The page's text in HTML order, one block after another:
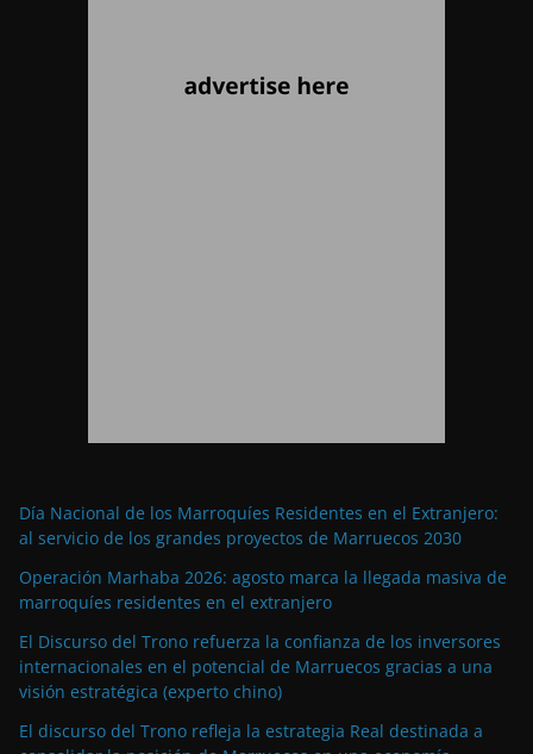
Día Nacional de los Marroquíes Residentes en el Extranjero:
al servicio de los grandes proyectos de Marruecos 2030
Operación Marhaba 2026: agosto marca la llegada masiva de
marroquíes residentes en el extranjero
El Discurso del Trono refuerza la confianza de los inversores
internacionales en el potencial de Marruecos gracias a una
visión estratégica (experto chino)
El discurso del Trono refleja la estrategia Real destinada a